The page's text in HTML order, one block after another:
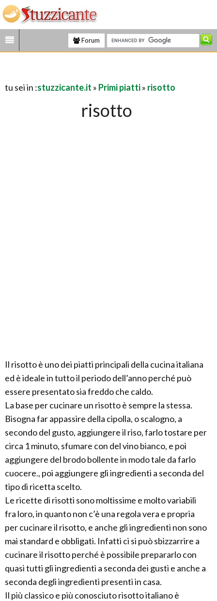
Forum
tu sei in :stuzzicante.it » Primi piatti» risotto
risotto
Il risotto è uno dei piatti principali della cucina italiana
ed è ideale in tutto il periodo dell’anno perché può
essere presentato sia freddo che caldo.
La base per cucinare un risotto è sempre la stessa.
Bisogna far appassire della cipolla, o scalogno, a
secondo del gusto, aggiungere il riso, farlo tostare per
circa 1 minuto, sfumare con del vino bianco, e poi
aggiungere del brodo bollente in modo tale da farlo
cuocere., poi aggiungere gli ingredienti a seconda del
tipo di ricetta scelto.
Le ricette di risotti sono moltissime e molto variabili
fra loro, in quanto non c’è una regola vera e propria
per cucinare il risotto, e anche gli ingredienti non sono
mai standard e obbligati. Infatti ci si può sbizzarrire a
cucinare il risotto perché è possibile prepararlo con
quasi tutti gli ingredienti a seconda dei gusti e anche a
seconda degli ingredienti presenti in casa.
Il più classico e più conosciuto risotto italiano è